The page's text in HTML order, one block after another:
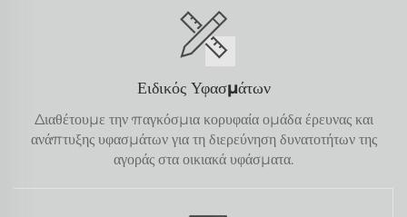
Ειδικός Υφασμάτων
Διαθέτουμε την παγκόσμια κορυφαία ομάδα έρευνας και
ανάπτυξης υφασμάτων για τη διερεύνηση δυνατοτήτων της
αγοράς στα οικιακά υφάσματα.